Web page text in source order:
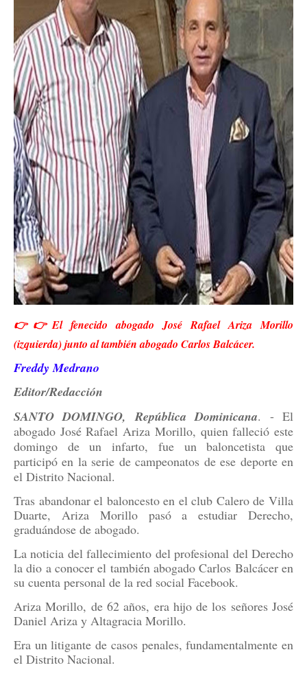
👉👉El fenecido abogado José Rafael Ariza Morillo
(izquierda) junto al también abogado Carlos Balcácer.
Freddy Medrano
Editor/Redacción
SANTO DOMINGO, República Dominicana. - El
abogado José Rafael Ariza Morillo, quien falleció este
domingo de un infarto, fue un baloncetista que
participó en la serie de campeonatos de ese deporte en
el Distrito Nacional.
Tras abandonar el baloncesto en el club Calero de Villa
Duarte, Ariza Morillo pasó a estudiar Derecho,
graduándose de abogado.
La noticia del fallecimiento del profesional del Derecho
la dio a conocer el también abogado Carlos Balcácer en
su cuenta personal de la red social Facebook.
Ariza Morillo, de 62 años, era hijo de los señores José
Daniel Ariza y Altagracia Morillo.
Era un litigante de casos penales, fundamentalmente en
el Distrito Nacional.